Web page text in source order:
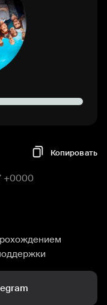
Копировать
+0000